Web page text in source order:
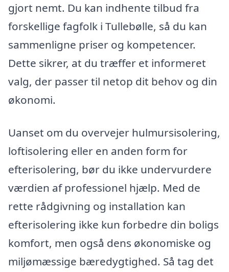
gjort nemt. Du kan indhente tilbud fra
forskellige fagfolk i Tullebølle, så du kan
sammenligne priser og kompetencer.
Dette sikrer, at du træffer et informeret
valg, der passer til netop dit behov og din
økonomi.
Uanset om du overvejer hulmursisolering,
loftisolering eller en anden form for
efterisolering, bør du ikke undervurdere
værdien af professionel hjælp. Med de
rette rådgivning og installation kan
efterisolering ikke kun forbedre din boligs
komfort, men også dens økonomiske og
miljømæssige bæredygtighed. Så tag det